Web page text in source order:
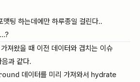
팅 하는데에만 하루종일 걸린다..
져왔을 때 이전 데이터와 겹치는 이슈
과 같다.
데이터를 미리 가져와서 hydrate